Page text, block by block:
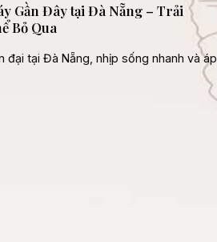
Gần Đây tại Đà Nẵng – Trải
Bỏ Qua
đại tại Đà Nẵng, nhịp sống nhanh và áp